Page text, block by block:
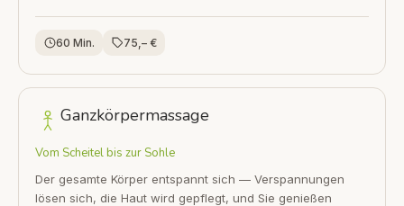
60 Min. 75,– €
Ganzkörpermassage
Vom Scheitel bis zur Sohle
Der gesamte Körper entspannt sich — Verspannungen
lösen sich, die Haut wird gepflegt, und Sie genießen